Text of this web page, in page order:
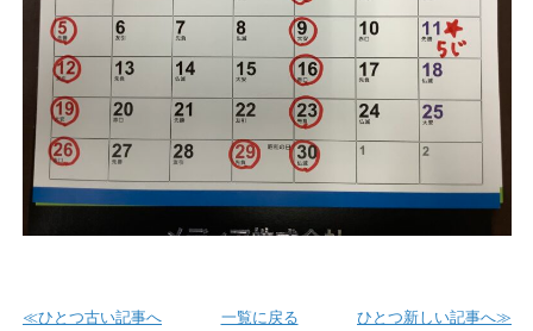
≪ひとつ古い記事へ 一覧に戻る ひとつ新しい記事へ≫